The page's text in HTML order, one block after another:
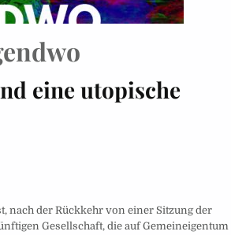
eine utopische
nach der Rückkehr von einer Sitzung der
Gesellschaft, die auf Gemeineigentum